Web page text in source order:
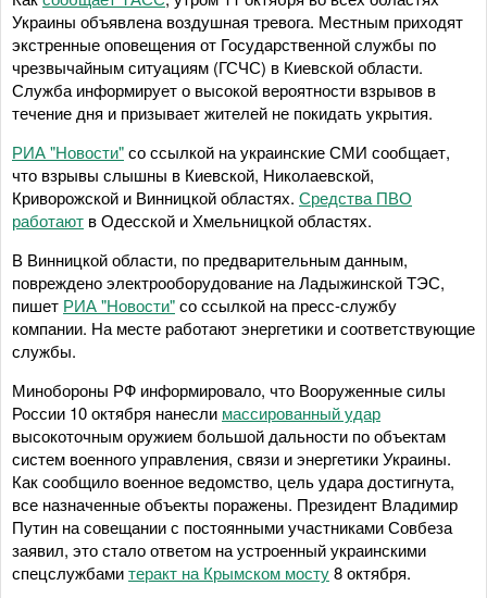
Украины объявлена воздушная тревога. Местным приходят
экстренные оповещения от Государственной службы по
чрезвычайным ситуациям (ГСЧС) в Киевской области.
Служба информирует о высокой вероятности взрывов в
течение дня и призывает жителей не покидать укрытия.
РИА "Новости"со ссылкой на украинские СМИ сообщает,
что взрывы слышны в Киевской, Николаевской,
Криворожской и Винницкой областях. Средства ПВО
работают в Одесской и Хмельницкой областях.
В Винницкой области, по предварительным данным,
повреждено электрооборудование на Ладыжинской ТЭС,
пишет РИА "Новости"со ссылкой на пресс-службу
компании. На месте работают энергетики и соответствующие
службы.
Минобороны РФ информировало, что Вооруженные силы
России 10 октября нанесли массированный удар
высокоточным оружием большой дальности по объектам
систем военного управления, связи и энергетики Украины.
Как сообщило военное ведомство, цель удара достигнута,
все назначенные объекты поражены. Президент Владимир
Путин на совещании с постоянными участниками Совбеза
заявил, это стало ответом на устроенный украинскими
спецслужбамитеракт на Крымском мосту8 октября.